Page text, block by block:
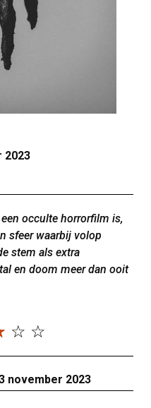
2023
occulte horrorfilm is,
sfeer waarbij volop
stem als extra
en doom meer dan ooit
☆ ☆
november 2023